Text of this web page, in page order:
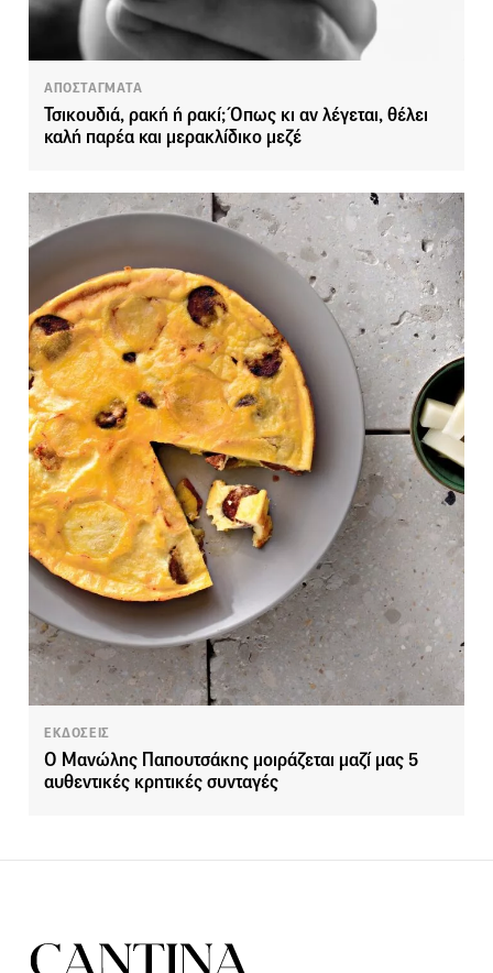
ΑΠΟΣΤΑΓΜΑΤΑ
Τσικουδιά, ρακή ή ρακί; Όπως κι αν λέγεται, θέλει
καλή παρέα και μερακλίδικο μεζέ
ΕΚΔΟΣΕΙΣ
Ο Μανώλης Παπουτσάκης μοιράζεται μαζί μας 5
αυθεντικές κρητικές συνταγές